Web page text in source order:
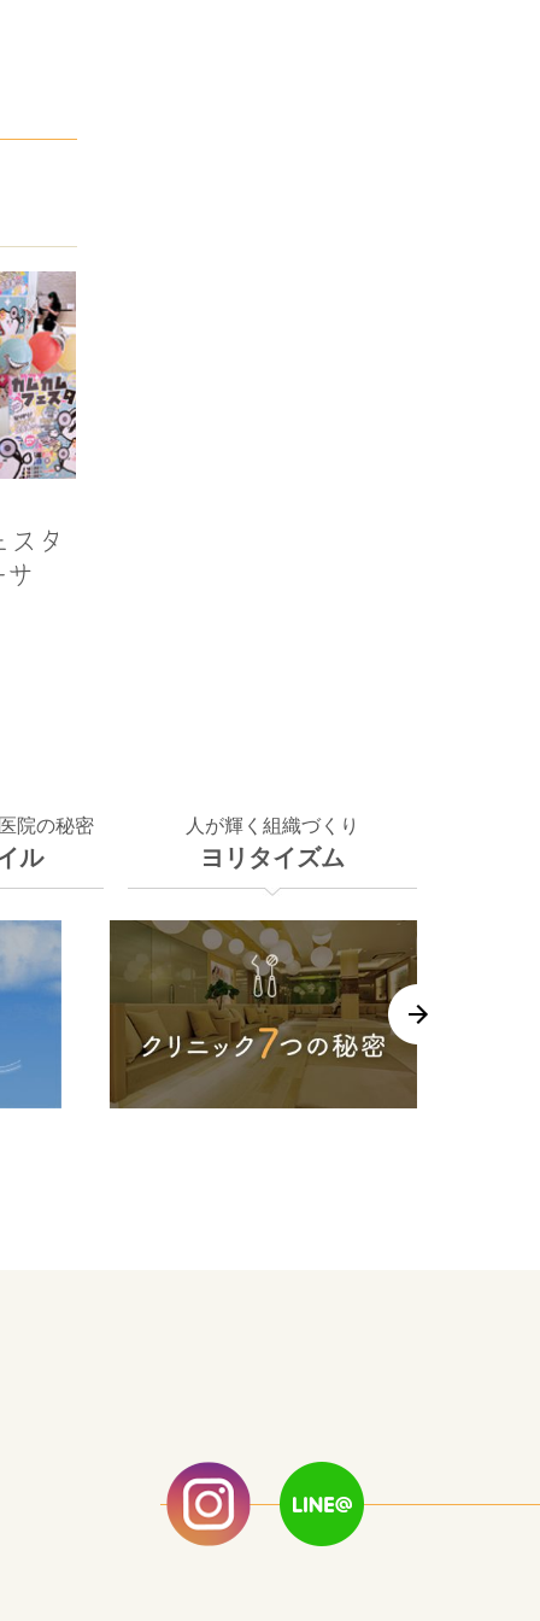
タ
院の秘密
ル
人が輝く組織づくり
ヨリタイズム